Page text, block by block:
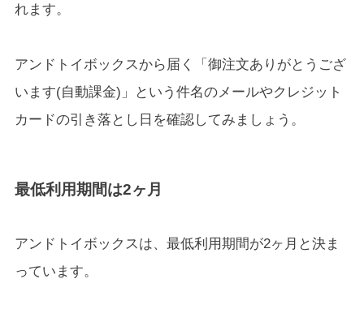
れます。
アンドトイボックスから届く「御注文ありがとうござ
います(自動課金)」という件名のメールやクレジット
カードの引き落とし日を確認してみましょう。
最低利用期間は2ヶ月
アンドトイボックスは、最低利用期間が2ヶ月と決ま
っています。